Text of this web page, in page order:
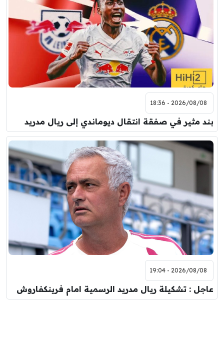
2026/08/08 - 18:36
بند مثير في صفقة انتقال ديوماندي إلى ريال مدريد
2026/08/08 - 19:04
عاجل : تشكيلة ريال مدريد الرسمية امام فرينكفاروش